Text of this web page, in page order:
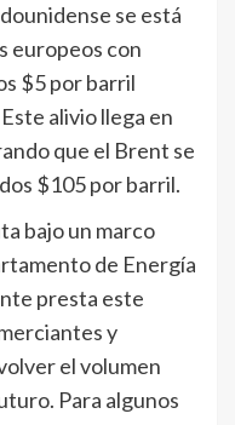
se está
europeos con
$5 por barril
alivio llega en
que el Brent se
$105 por barril.
bajo un marco
de Energía
presta este
y
el volumen
Para algunos